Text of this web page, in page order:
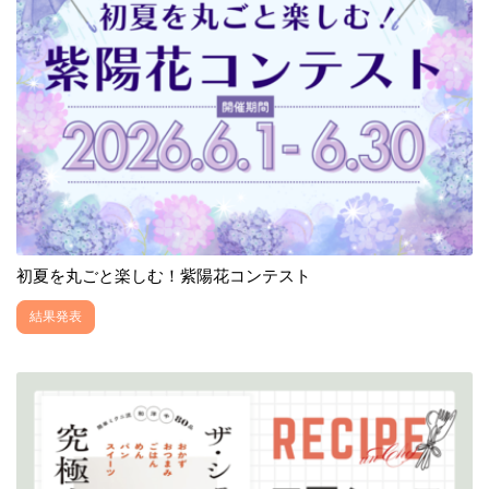
初夏を丸ごと楽しむ！紫陽花コンテスト
結果発表